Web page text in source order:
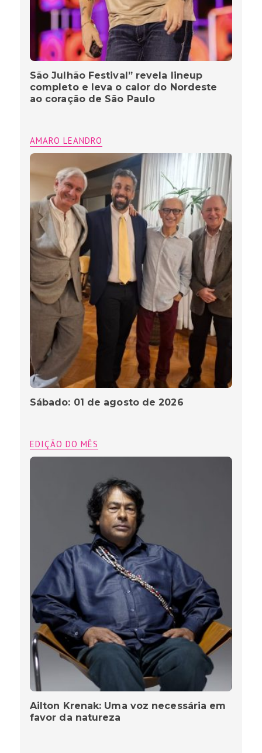
São Julhão Festival” revela lineup
completo e leva o calor do Nordeste
ao coração de São Paulo
AMARO LEANDRO
Sábado: 01 de agosto de 2026
EDIÇÃO DO MÊS
Ailton Krenak: Uma voz necessária em
favor da natureza